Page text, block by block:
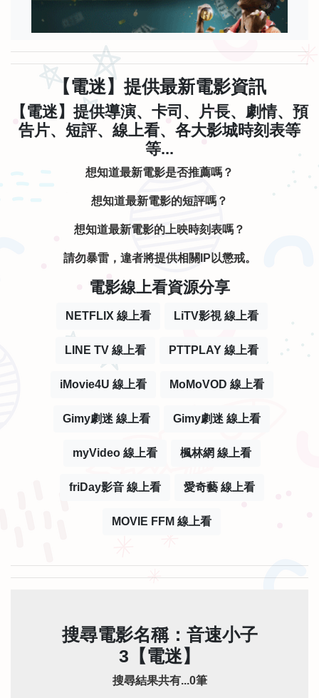
【電迷】提供最新電影資訊
【電迷】提供導演、卡司、片長、劇情、預
告片、短評、線上看、各大影城時刻表等
等...
想知道最新電影是否推薦嗎？
想知道最新電影的短評嗎？
想知道最新電影的上映時刻表嗎？
請勿暴雷，違者將提供相關IP以懲戒。
電影線上看資源分享
NETFLIX 線上看 LiTV影視 線上看
LINE TV 線上看 PTTPLAY 線上看
iMovie4U 線上看 MoMoVOD 線上看
Gimy劇迷 線上看 Gimy劇迷 線上看
myVideo 線上看 楓林網 線上看
friDay影音 線上看 愛奇藝 線上看
MOVIE FFM 線上看
搜尋電影名稱：音速小子
3【電迷】
搜尋結果共有...0筆